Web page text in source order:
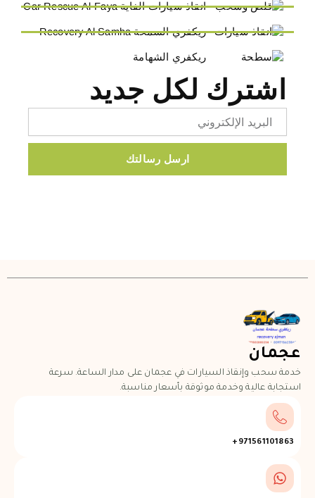
انقاذ سيارات الفاية Car Rescue Al-Faya
ريكفري السمحة Recovery Al Samha
ريكفري الشهامة
اشترك لكل جديد
ارسل رسالتك
عجمان
خدمة سحب وإنقاذ السيارات في عجمان على مدار الساعة. سرعة
استجابة عالية وخدمة موثوقة بأسعار مناسبة.
971561101863+